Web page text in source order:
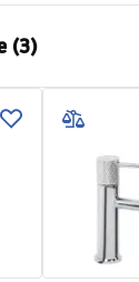
Crom
Fixă
Alamă
mm
Chrome
(3)
asamblare